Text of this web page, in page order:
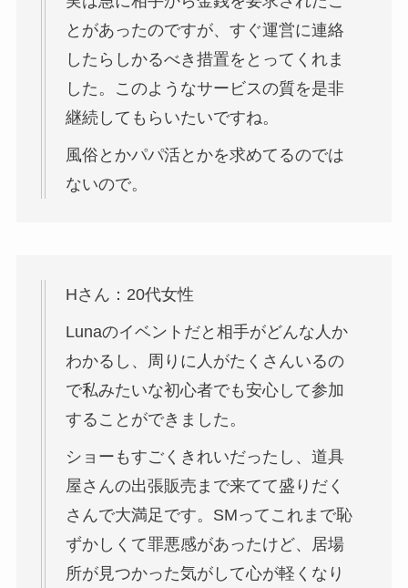
とがあったのですが、すぐ運営に連絡
したらしかるべき措置をとってくれま
した。このようなサービスの質を是非
継続してもらいたいですね。
風俗とかパパ活とかを求めてるのでは
ないので。
Hさん：20代女性
Lunaのイベントだと相手がどんな人か
わかるし、周りに人がたくさんいるの
で私みたいな初心者でも安心して参加
することができました。
ショーもすごくきれいだったし、道具
屋さんの出張販売まで来てて盛りだく
さんで大満足です。SMってこれまで恥
ずかしくて罪悪感があったけど、居場
所が見つかった気がして心が軽くなり